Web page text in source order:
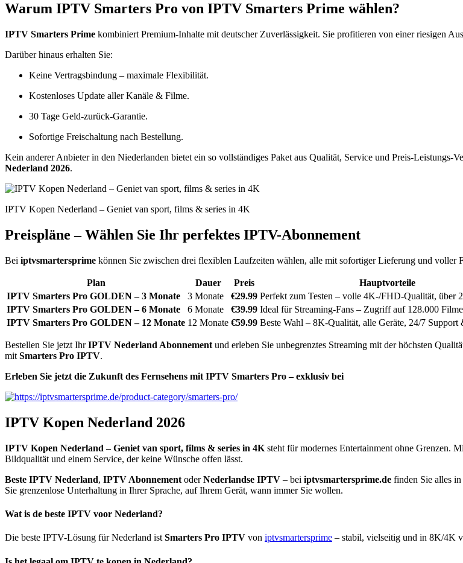
Warum IPTV Smarters Pro von IPTV Smarters Prime wählen?
IPTV Smarters Prime kombiniert Premium-Inhalte mit deutscher Zuverlässigkeit. Sie profitieren von einer riesigen
Darüber hinaus erhalten Sie:
Keine Vertragsbindung – maximale Flexibilität.
Kostenloses Update aller Kanäle & Filme.
30 Tage Geld-zurück-Garantie.
Sofortige Freischaltung nach Bestellung.
Kein anderer Anbieter in den Niederlanden bietet ein so vollständiges Paket aus Qualität, Service und Preis-Leistungs-
Nederland 2026.
IPTV Kopen Nederland – Geniet van sport, films & series in 4K
Preispläne – Wählen Sie Ihr perfektes IPTV-Abonnement
Bei iptvsmartersprime können Sie zwischen drei flexiblen Laufzeiten wählen, alle mit sofortiger Lieferung und voller
Plan Dauer Preis
Hauptvorteile
IPTV Smarters Pro GOLDEN – 3 Monate
3 Monate €29.99 Perfekt zum Testen – volle 4K-/FHD-Qualität, über
IPTV Smarters Pro GOLDEN – 6 Monate
6 Monate €39.99 Ideal für Streaming-Fans – Zugriff auf 128.000
IPTV Smarters Pro GOLDEN – 12 Monate 12 Monate €59.99 Beste Wahl – 8K-Qualität, alle Geräte, 24/7 Support
Bestellen Sie jetzt IhrIPTV Nederland Abonnement und erleben Sie unbegrenztes Streaming mit der höchsten
mit Smarters Pro IPTV.
Erleben Sie jetzt die Zukunft des Fernsehens mit IPTV Smarters Pro – exklusiv bei
IPTV Kopen Nederland 2026
IPTV Kopen Nederland – Geniet van sport, films & series in 4K steht für modernes Entertainment ohne Grenzen.
Bildqualität und einem Service, der keine Wünsche offen lässt.
Beste IPTV Nederland, IPTV Abonnement oderNederlandse IPTV – bei iptvsmartersprime.de finden Sie alles
Sie grenzenlose Unterhaltung in Ihrer Sprache, auf Ihrem Gerät, wann immer Sie wollen.
Wat is de beste IPTV voor Nederland?
Die beste IPTV-Lösung für Nederland ist Smarters Pro IPTV von iptvsmartersprime – stabil, vielseitig und in 8K/4K